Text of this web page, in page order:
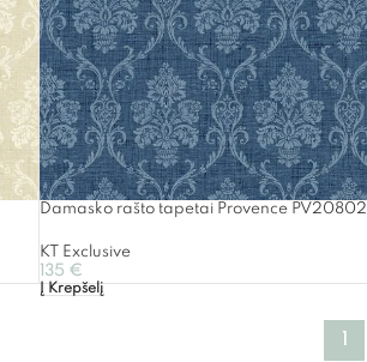
Damasko rašto tapetai Provence PV20802
KT Exclusive
135 €
Į Krepšelį